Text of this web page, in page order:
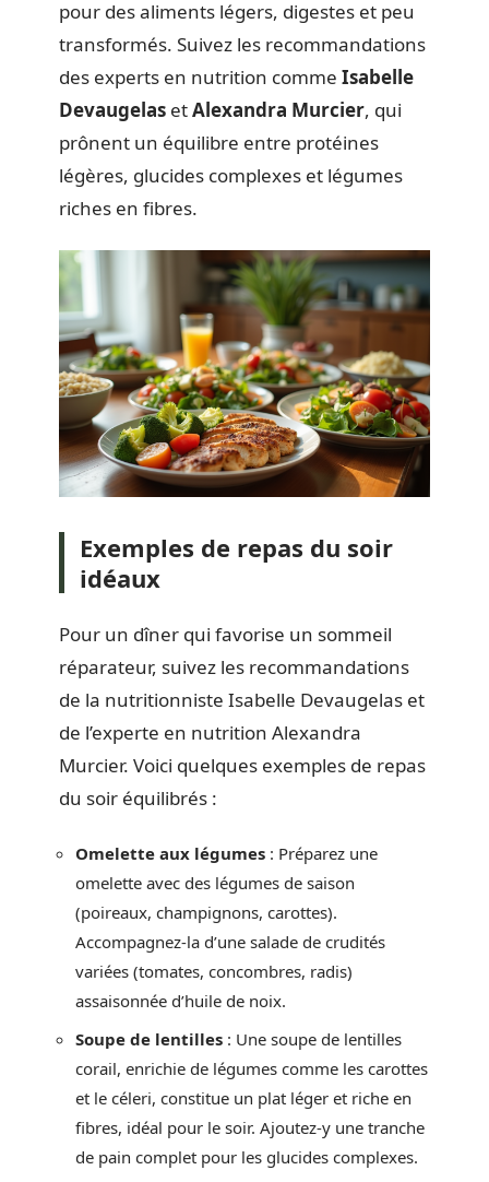
pour des aliments légers, digestes et peu
transformés. Suivez les recommandations
des experts en nutrition comme Isabelle
Devaugelas etAlexandra Murcier, qui
prônent un équilibre entre protéines
légères, glucides complexes et légumes
riches en fibres.
Exemples de repas du soir
idéaux
Pour un dîner qui favorise un sommeil
réparateur, suivez les recommandations
de la nutritionniste Isabelle Devaugelas et
de l’experte en nutrition Alexandra
Murcier. Voici quelques exemples de repas
du soir équilibrés :
Omelette aux légumes : Préparez une
omelette avec des légumes de saison
(poireaux, champignons, carottes).
Accompagnez-la d’une salade de crudités
variées (tomates, concombres, radis)
assaisonnée d’huile de noix.
Soupe de lentilles : Une soupe de lentilles
corail, enrichie de légumes comme les carottes
et le céleri, constitue un plat léger et riche en
fibres, idéal pour le soir. Ajoutez-y une tranche
de pain complet pour les glucides complexes.